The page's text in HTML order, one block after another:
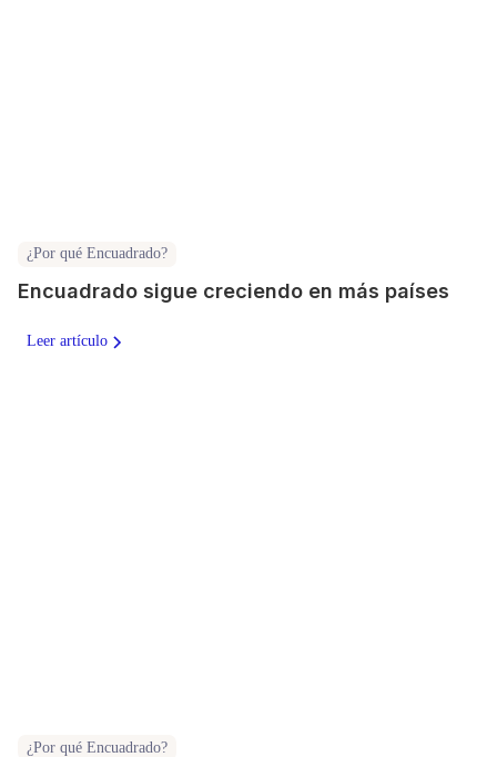
¿Por qué Encuadrado?
Encuadrado sigue creciendo en más países
Leer artículo
¿Por qué Encuadrado?